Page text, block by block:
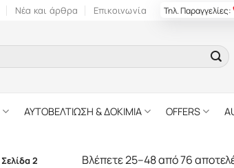
Νέα και άρθρα Επικοινωνία Τηλ. Παραγγελίες:
ΑΥΤΟΒΕΛΤΙΩΣΗ & ΔΟΚΙΜΙΑ OFFERS
Σελίδα 2 Βλέπετε 25–48 από 76